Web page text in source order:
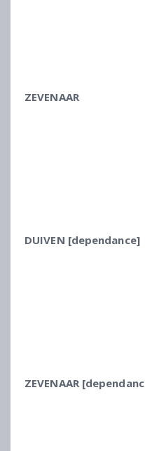
ZEVENAAR
DUIVEN [dependance]
ZEVENAAR